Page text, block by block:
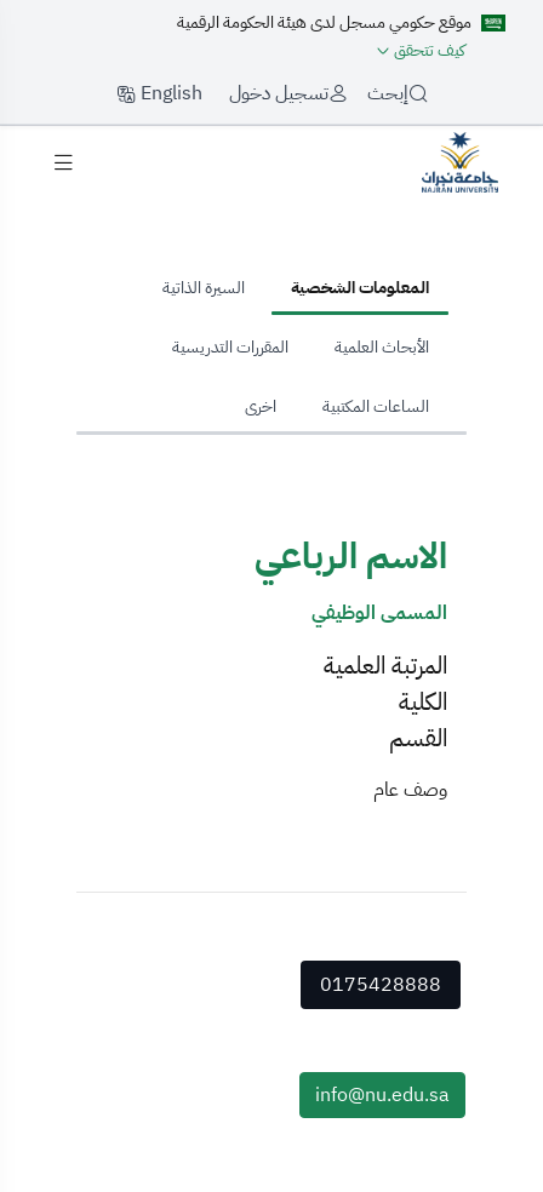
موقع حكومي مسجل لدى هيئة الحكومة الرقمية
كيف تتحقق
إبحث تسجيل دخول English
المعلومات الشخصية السيرة الذاتية
الأبحاث العلمية المقررات التدريسية
الساعات المكتبية اخرى
الاسم الرباعي
المسمى الوظيفي
المرتبة العلمية
الكلية
القسم
وصف عام
0175428888
info@nu.edu.sa